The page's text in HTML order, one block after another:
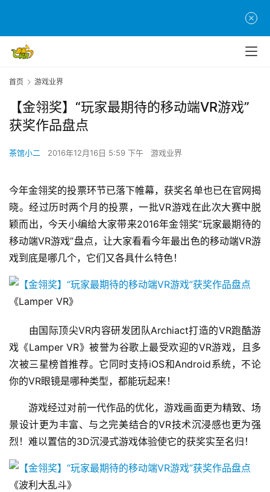
首页 游戏业界
【金翎奖】“玩家最期待的移动端VR游戏”
获奖作品盘点
茶馆小二 2016年12月16日 5:59 下午 游戏业界
今年金翎奖的投票环节已落下帷幕，获奖名单也已在官网揭
晓。经过历时两个月的投票，一批VR游戏在此次大赛中脱
颖而出，今天小编给大家带来2016年金翎奖“玩家最期待的
移动端VR游戏”盘点，让大家看看今年最出色的移动端VR游
戏到底是哪几个，它们又各具什么特色！
《Lamper VR》
由国际顶尖VR内容研发团队Archiact打造的VR跑酷游
戏《Lamper VR》被誉为谷歌上最受欢迎的VR游戏，且多
次被三星榜首推荐。它同时支持iOS和Android系统，不论
你的VR眼镜是哪种类型，都能玩起来！
游戏经过对前一代作品的优化，游戏画面更为精致、场
景设计更为丰富、与之完美结合的VR技术沉浸感也更为强
烈！难以置信的3D沉浸式游戏体验使它的获奖实至名归！
《波利大乱斗》